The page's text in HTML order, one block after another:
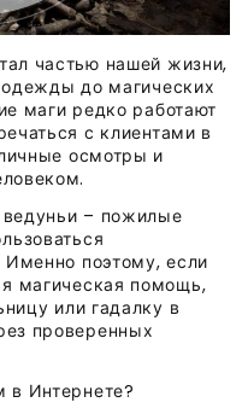
частью нашей жизни,
до магических
маги редко работают
с клиентами в
осмотры и
– пожилые
поэтому, если
магическая помощь,
или гадалку в
проверенных
в Интернете?